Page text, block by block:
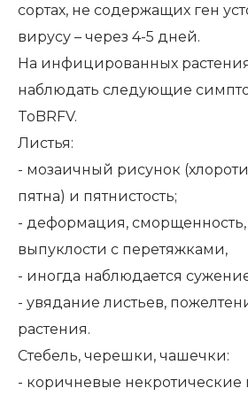
сортах, не содержащих ген
вирусу – через 4-5 дней.
На инфицированных
наблюдать следующие
ToBRFV.
Листья:
- мозаичный рисунок
пятна) и пятнистость;
- деформация,
выпуклости с перетяжками,
- иногда наблюдается
- увядание листьев,
растения.
Стебель, черешки, чашечки:
- коричневые некротические